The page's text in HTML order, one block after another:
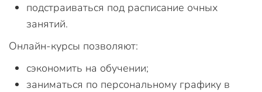
подстраиваться под расписание очных
занятий.
Онлайн-курсы позволяют:
сэкономить на обучении;
заниматься по персональному графику в